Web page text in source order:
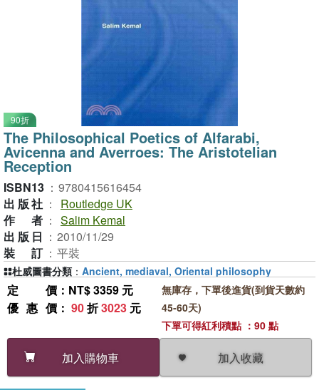
90折
The Philosophical Poetics of Alfarabi,
Avicenna and Averroes: The Aristotelian
Reception
ISBN13 ： 9780415616454
出版社 ：
Routledge UK
作者 ： Salim Kemal
出版日 ： 2010/11/29
裝訂 ： 平裝
定價 ：NT$ 3359 元
優惠價 ： 90折3023 元
加入購物車 加入收藏
無庫存，下單後進貨(到貨天數約
45-60天)
下單可得紅利積點 ：90 點
杜威圖書分類 ： Ancient, mediaval, Oriental philosophy